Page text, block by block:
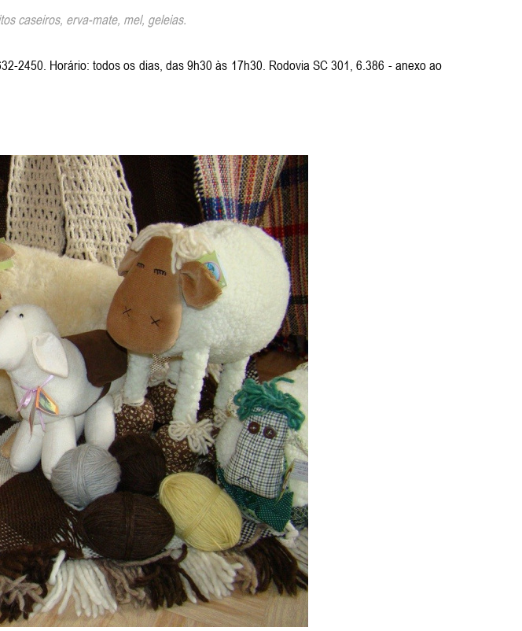
caseiros, erva-mate, mel, geleias.
2450. Horário: todos os dias, das 9h30 às 17h30. Rodovia SC 301, 6.386 - anexo ao